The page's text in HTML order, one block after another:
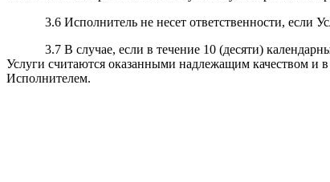
3.6 Исполнитель не несет ответственности, если
3.7 В случае, если в течение 10 (десяти) календарных
Услуги считаются оказанными надлежащим качеством и
Исполнителем.